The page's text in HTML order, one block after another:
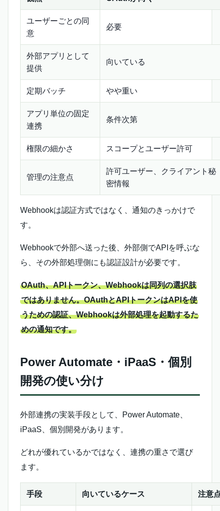
ユーザーごとの同
意
必要
外部アプリとして
提供
向いている
定期バッチ やや重い
アプリ単位の固定
連携
条件次第
権限の細かさ スコープとユーザー許可
管理の注意点
許可ユーザー、クライアント秘
密情報
Webhookは認証方式ではなく、通知のきっかけで
す。
Webhookで外部へ送った後、外部側でAPIを呼ぶな
ら、その外部処理側にも認証設計が必要です。
OAuth、APIトークン、Webhookは同列の選択肢
ではありません。OAuthとAPIトークンはAPIを使
うための認証、Webhookは外部処理を起動するた
めの通知です。
Power Automate・iPaaS・個別
開発の使い分け
外部連携の実装手段として、Power Automate、
iPaaS、個別開発があります。
どれが優れているかではなく、連携の重さで選び
ます。
手段 向いているケース 注意